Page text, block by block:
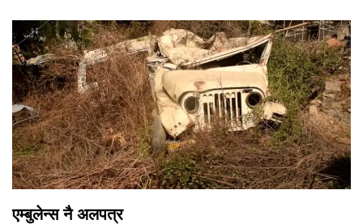
एम्बुलेन्स नै अलपत्र